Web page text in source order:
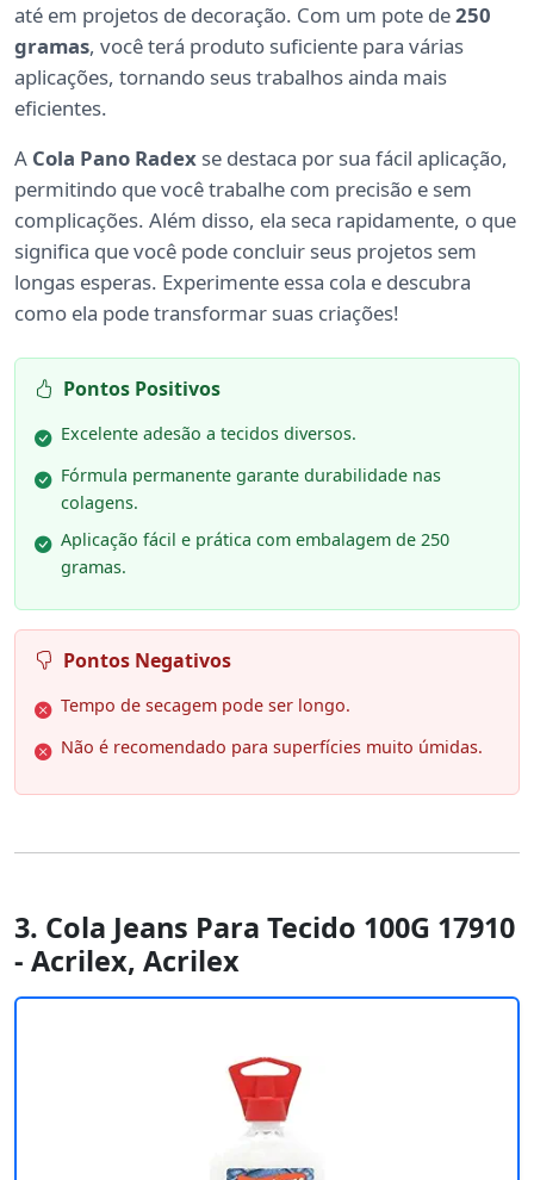
até em projetos de decoração. Com um pote de250
gramas, você terá produto suficiente para várias
aplicações, tornando seus trabalhos ainda mais
eficientes.
A Cola Pano Radex se destaca por sua fácil aplicação,
permitindo que você trabalhe com precisão e sem
complicações. Além disso, ela seca rapidamente, o que
significa que você pode concluir seus projetos sem
longas esperas. Experimente essa cola e descubra
como ela pode transformar suas criações!
Pontos Positivos
Excelente adesão a tecidos diversos.
Fórmula permanente garante durabilidade nas
colagens.
Aplicação fácil e prática com embalagem de 250
gramas.
Pontos Negativos
Tempo de secagem pode ser longo.
Não é recomendado para superfícies muito úmidas.
3. Cola Jeans Para Tecido 100G 17910
- Acrilex, Acrilex